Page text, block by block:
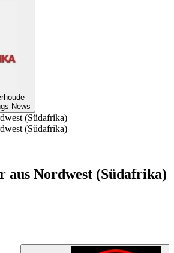
News
(Südafrika)
(Südafrika)
aus Nordwest (Südafrika)